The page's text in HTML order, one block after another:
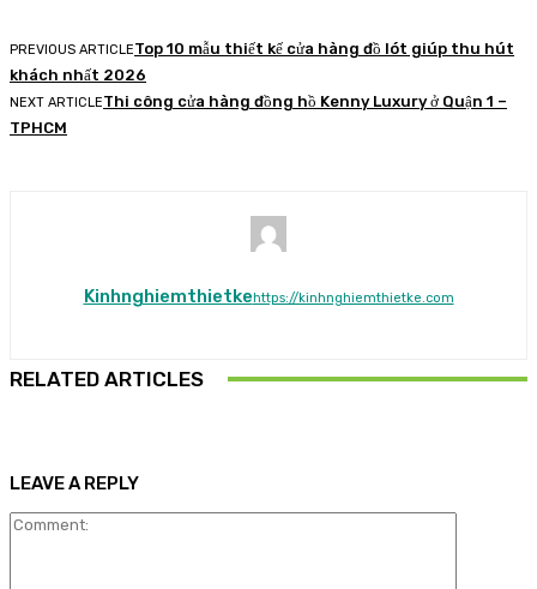
PREVIOUS ARTICLETop 10 mẫu thiết kế cửa hàng đồ lót giúp thu hút
khách nhất 2026
NEXT ARTICLEThi công cửa hàng đồng hồ Kenny Luxury ở Quận 1 –
TPHCM
Kinhnghiemthietke https://kinhnghiemthietke.com
RELATED ARTICLES
LEAVE A REPLY